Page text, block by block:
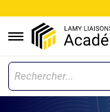
Menu